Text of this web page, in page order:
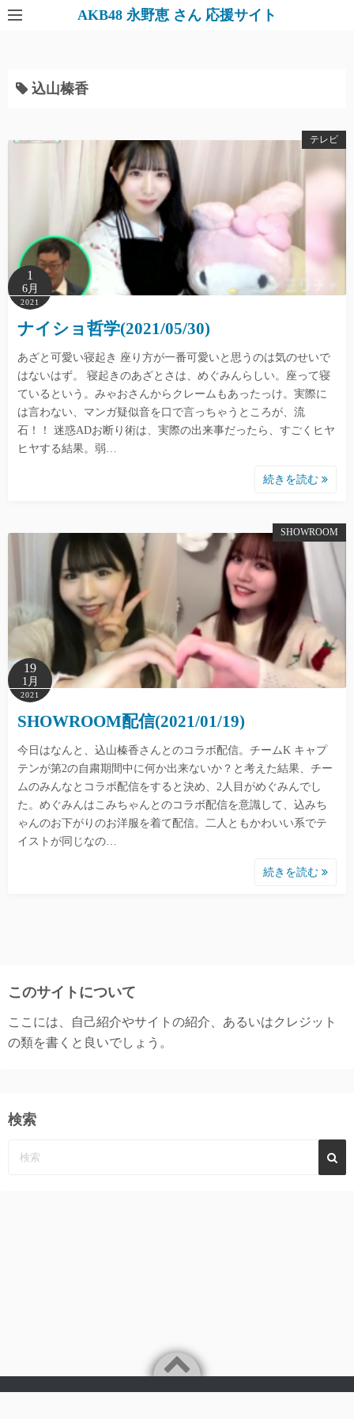
AKB48 永野恵 さん 応援サイト
込山榛香
テレビ
1
6月
2021
ナイショ哲学(2021/05/30)
あざと可愛い寝起き 座り方が一番可愛いと思うのは気のせいで
はないはず。 寝起きのあざとさは、めぐみんらしい。座って寝
ているという。みゃおさんからクレームもあったっけ。実際に
は言わない、マンガ疑似音を口で言っちゃうところが、流
石！！ 迷惑ADお断り術は、実際の出来事だったら、すごくヒヤ
ヒヤする結果。弱…
続きを読む
SHOWROOM
19
1月
2021
SHOWROOM配信(2021/01/19)
今日はなんと、込山榛香さんとのコラボ配信。チームK キャプ
テンが第2の自粛期間中に何か出来ないか？と考えた結果、チー
ムのみんなとコラボ配信をすると決め、2人目がめぐみんでし
た。めぐみんはこみちゃんとのコラボ配信を意識して、込みち
ゃんのお下がりのお洋服を着て配信。二人ともかわいい系でテ
イストが同じなの…
続きを読む
このサイトについて
ここには、自己紹介やサイトの紹介、あるいはクレジット
の類を書くと良いでしょう。
検索